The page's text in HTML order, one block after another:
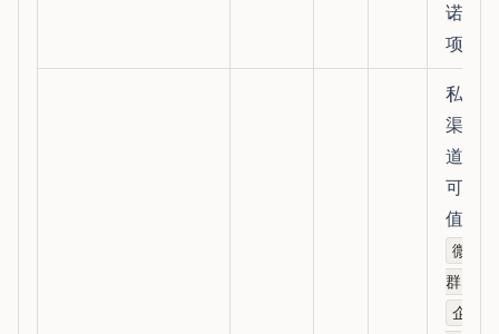
诺事
项
私域
渠
道；
可选
值：
微信
群
企微